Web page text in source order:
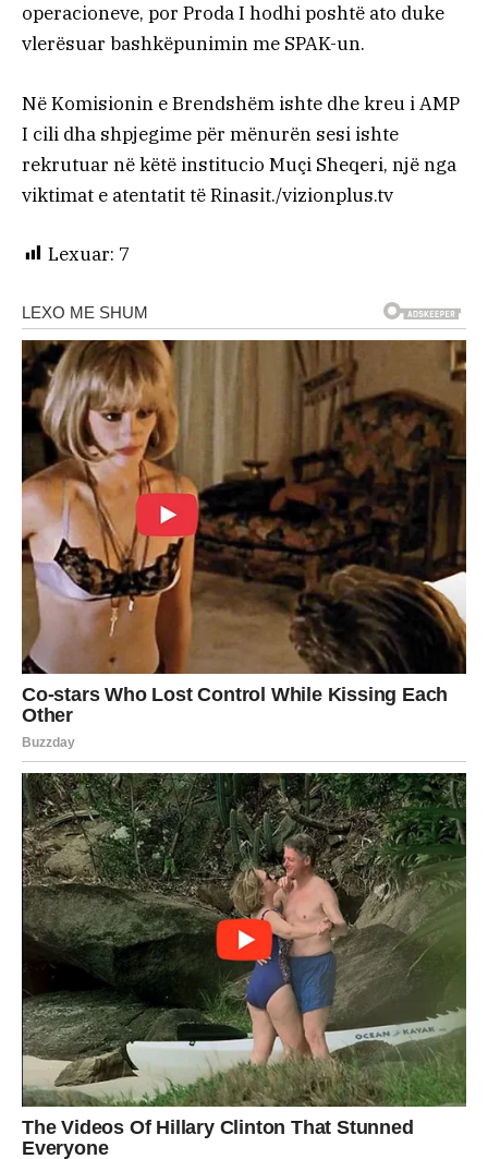
operacioneve, por Proda I hodhi poshtë ato duke
vlerësuar bashkëpunimin me SPAK-un.
Në Komisionin e Brendshëm ishte dhe kreu i AMP
I cili dha shpjegime për mënurën sesi ishte
rekrutuar në këtë institucio Muçi Sheqeri, një nga
viktimat e atentatit të Rinasit./vizionplus.tv
Lexuar: 7